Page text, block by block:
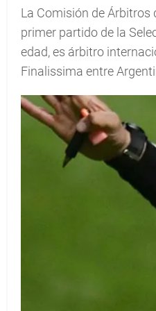
La Comisión de Árbitros
primer partido de la
edad, es árbitro
Finalissima entre